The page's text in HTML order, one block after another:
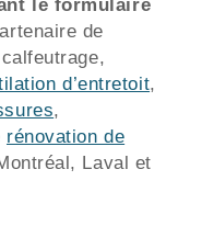
le formulaire
de
d’entretoit,
,
rénovation de
Laval et